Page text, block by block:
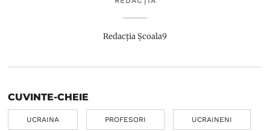
Redacția Școala9
CUVINTE-CHEIE
UCRAINA PROFESORI UCRAINENI